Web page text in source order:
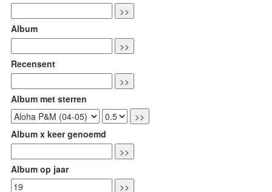
Album
Recensent
Album met sterren
Album x keer genoemd
Album op jaar